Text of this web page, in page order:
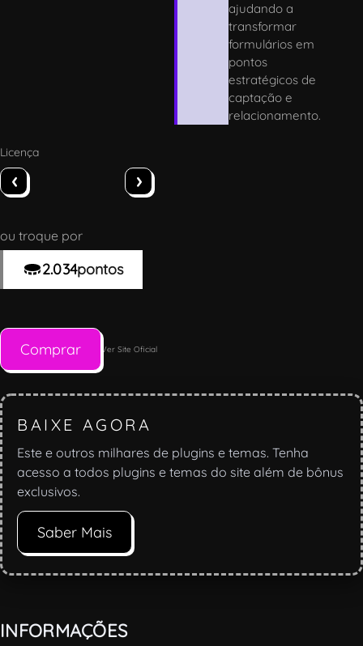
ajudando a
transformar
formulários em
pontos
estratégicos de
captação e
relacionamento.
Licença
‹ ›
ou troque por
2.034pontos
Comprar Ver Site Oficial
BAIXE AGORA
Este e outros milhares de plugins e temas. Tenha
acesso a todos plugins e temas do site além de bônus
exclusivos.
Saber Mais
INFORMAÇÕES